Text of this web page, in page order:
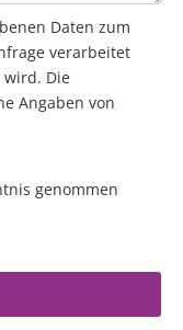
Daten zum
verarbeitet
wird. Die
Angaben von
genommen